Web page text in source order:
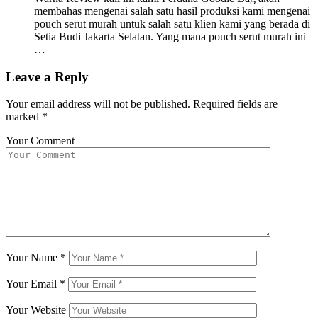
membahas mengenai salah satu hasil produksi kami mengenai
pouch serut murah untuk salah satu klien kami yang berada di
Setia Budi Jakarta Selatan. Yang mana pouch serut murah ini
…
Leave a Reply
Your email address will not be published. Required fields are
marked *
Your Comment
Your Name *
Your Email *
Your Website